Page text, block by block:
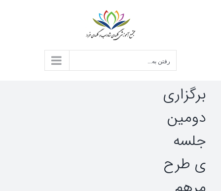
رفتن به...
برگزاری
دومین
جلسه
ی طرح